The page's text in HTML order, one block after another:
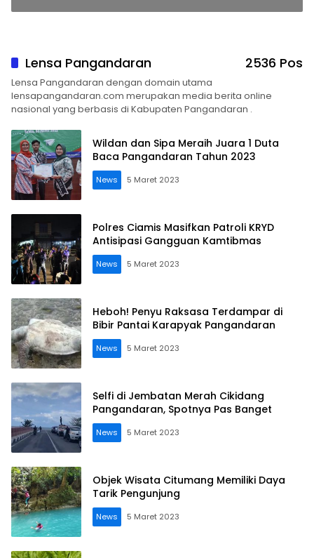
Lensa Pangandaran 2536 Pos
Lensa Pangandaran dengan domain utama
lensapangandaran.com merupakan media berita online
nasional yang berbasis di Kabupaten Pangandaran .
Wildan dan Sipa Meraih Juara 1 Duta
Baca Pangandaran Tahun 2023
News 5 Maret 2023
Polres Ciamis Masifkan Patroli KRYD
Antisipasi Gangguan Kamtibmas
News 5 Maret 2023
Heboh! Penyu Raksasa Terdampar di
Bibir Pantai Karapyak Pangandaran
News 5 Maret 2023
Selfi di Jembatan Merah Cikidang
Pangandaran, Spotnya Pas Banget
News 5 Maret 2023
Objek Wisata Citumang Memiliki Daya
Tarik Pengunjung
News 5 Maret 2023